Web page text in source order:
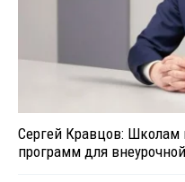
Сергей Кравцов: Школам
программ для